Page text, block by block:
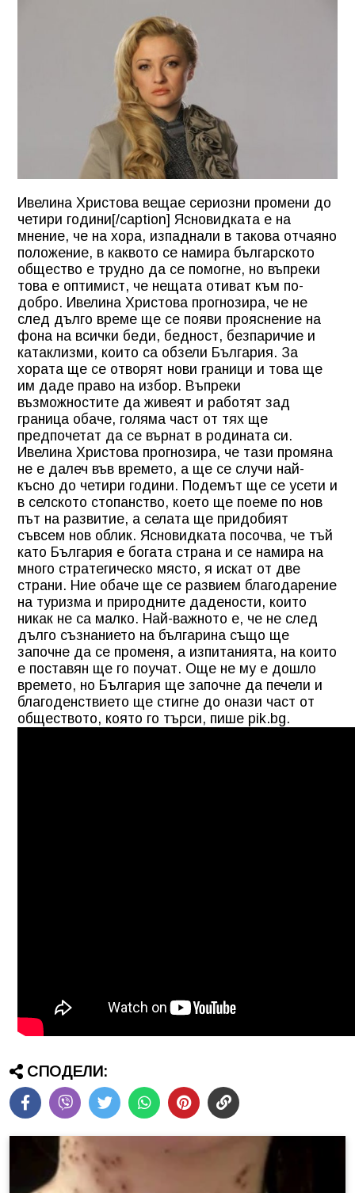
Ивелина Христова вещае сериозни промени до
четири години[/caption] Ясновидката е на
мнение, че на хора, изпаднали в такова отчаяно
положение, в каквото се намира българското
общество е трудно да се помогне, но въпреки
това е оптимист, че нещата отиват към по-
добро. Ивелина Христова прогнозира, че не
след дълго време ще се появи прояснение на
фона на всички беди, бедност, безпаричие и
катаклизми, които са обзели България. За
хората ще се отворят нови граници и това ще
им даде право на избор. Въпреки
възможностите да живеят и работят зад
граница обаче, голяма част от тях ще
предпочетат да се върнат в родината си.
Ивелина Христова прогнозира, че тази промяна
не е далеч във времето, а ще се случи най-
късно до четири години. Подемът ще се усети и
в селското стопанство, което ще поеме по нов
път на развитие, а селата ще придобият
съвсем нов облик. Ясновидката посочва, че тъй
като България е богата страна и се намира на
много стратегическо място, я искат от две
страни. Ние обаче ще се развием благодарение
на туризма и природните дадености, които
никак не са малко. Най-важното е, че не след
дълго съзнанието на българина също ще
започне да се променя, а изпитанията, на които
е поставян ще го поучат. Още не му е дошло
времето, но България ще започне да печели и
благоденствието ще стигне до онази част от
обществото, която го търси, пише pik.bg.
СПОДЕЛИ: